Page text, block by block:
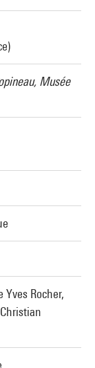
Musée
Rocher,